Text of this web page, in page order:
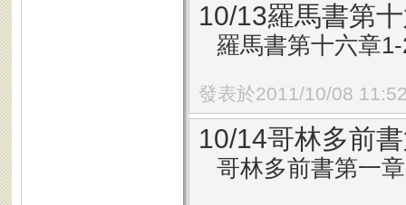
10/13羅馬書第
羅馬書第十六章
發表於2011/10/08
10/14哥林多前
哥林多前書第一